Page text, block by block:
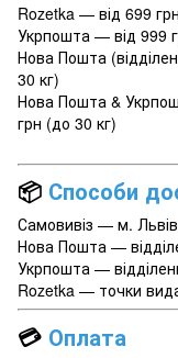
Rozetka — від 699
Укрпошта — від 999
Нова Пошта
30 кг)
Нова Пошта &
грн (до 30 кг)
📦 Способи
Самовивіз — м.
Нова Пошта —
Укрпошта —
Rozetka — точки
💳 Оплата